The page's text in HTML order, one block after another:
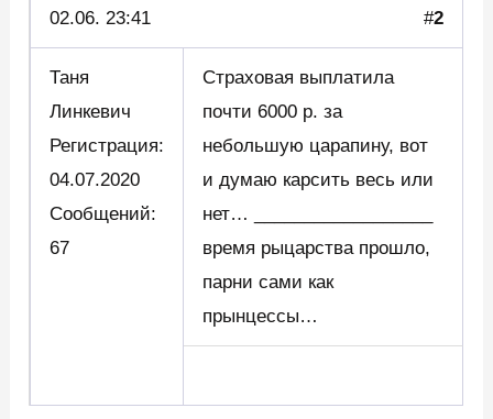
02.06. 23:41 #2
Таня
Линкевич
Регистрация:
04.07.2020
Сообщений:
67
Страховая выплатила
почти 6000 р. за
небольшую царапину, вот
и думаю карсить весь или
нет… __________________
время рыцарства прошло,
парни сами как
прынцессы…